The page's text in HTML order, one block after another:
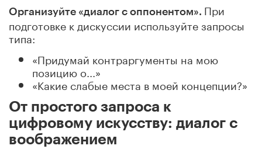
Организуйте «диалог с оппонентом». При
подготовке к дискуссии используйте запросы
типа:
«Придумай контраргументы на мою
позицию о...»
«Какие слабые места в моей концепции?»
От простого запроса к
цифровому искусству: диалог с
воображением